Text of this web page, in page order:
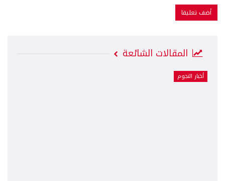
المقالات الشائعة
أخبار النجوم